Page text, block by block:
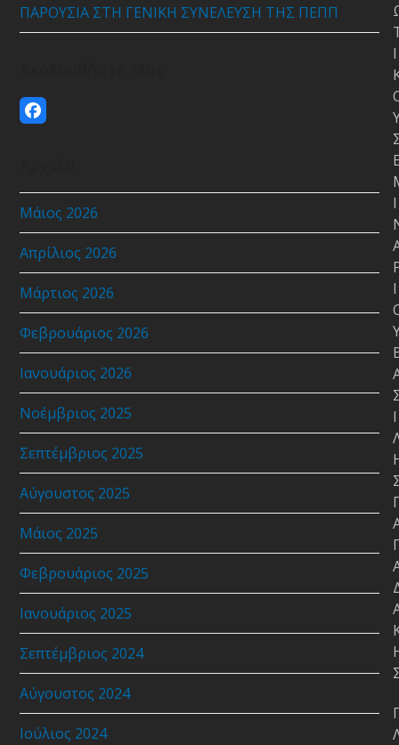
ΠΑΡΟΥΣΙΑ ΣΤΗ ΓΕΝΙΚΗ ΣΥΝΕΛΕΥΣΗ ΤΗΣ ΠΕΠΠ
Facebook
Μάιος 2026
Απρίλιος 2026
Μάρτιος 2026
Φεβρουάριος 2026
Ιανουάριος 2026
Νοέμβριος 2025
Σεπτέμβριος 2025
Αύγουστος 2025
Μάιος 2025
Φεβρουάριος 2025
Ιανουάριος 2025
Σεπτέμβριος 2024
Αύγουστος 2024
Ιούλιος 2024
Ι
Ι
Ι
Ι